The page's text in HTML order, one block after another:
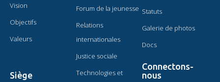
Vision
Objectifs
Valeurs
Siège
Forum de la jeunesse
Relations
internationales
Justice sociale
Technologies et
Statuts
Galerie de photos
Docs
Connectons-
nous